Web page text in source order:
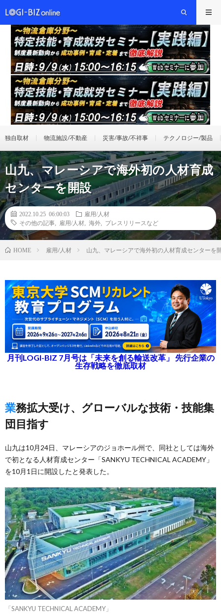
独自取材 物流施設/不動産 災害/事故/不祥事 テクノロジー/製品
山九、マレーシアで海外初の人材育成
センターを開設
2022.10.25 06:00:03
雇用/人材
その他の記事
雇用/人材 海外 プレスリリースなど
HOME 雇用/人材 山九、マレーシアで海外初の人材育成センターを
月刊LOGI-BIZ 7月号は「未来を創る輸送改革」 先行企業の
生存戦略を徹底取材
業務拡大受け、グローバルな技術・技能集
団目指す
山九は10月24日、マレーシアのジョホール州で、同社としては海外
で初となる人材育成センター「SANKYU TECHNICAL ACADEMY」
を10月1日に開設したと発表した。
「SANKYU TECHNICAL ACADEMY」